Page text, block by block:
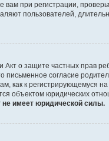
при регистрации,
пользователей,
Акт о защите частных прав
письменное согласие
как к регистрирующемуся
объектом юридических
не имеет юридической силы.